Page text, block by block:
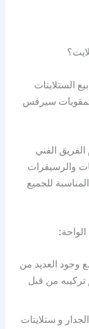
الستلايتات
كمقويات سيرفس
الفني
والرسيفرات
للجميع
وجود العديد من
تركيبه من قبل
و ستلايتات